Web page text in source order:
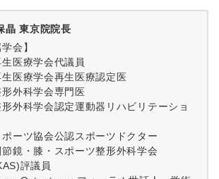
晶 東京院院長
会】
生医療学会代議員
生医療学会再生医療認定医
形外科学会専門医
形外科学会認定運動器リハビリテーショ
ポーツ協会公認スポーツドクター
節鏡・膝・スポーツ整形外科学会
評議員